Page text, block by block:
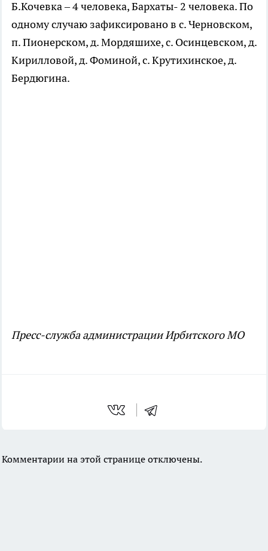
Б.Кочевка – 4 человека, Бархаты- 2 человека. По
одному случаю зафиксировано в с. Черновском,
п. Пионерском, д. Мордяшихе, с. Осинцевском, д.
Кирилловой, д. Фоминой, с. Крутихинское, д.
Бердюгина.
Пресс-служба администрации Ирбитского МО
Комментарии на этой странице отключены.